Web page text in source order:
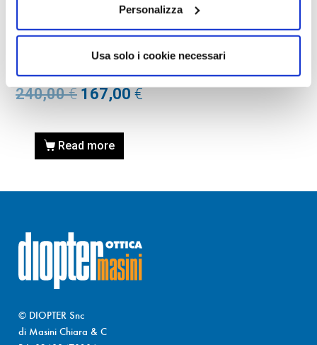
Personalizza
Usa solo i cookie necessari
OCCHIALI DA SOLE
OCCHIALE DA SOLE TOM
marrone scuro/altro /
240,00€ 167,00 €
Read more
© DIOPTER Snc
di Masini Chiara & C